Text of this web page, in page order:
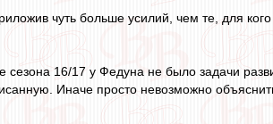
чуть больше усилий, чем те, для
сезона 16/17 у Федуна не было задачи
Иначе просто невозможно